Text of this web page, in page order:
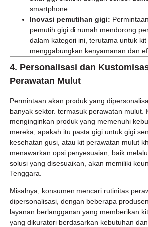
smartphone.
Inovasi pemutihan gigi:
pemutih gigi di rumah mendorong
dalam kategori ini, terutama untuk kit
menggabungkan kenyamanan dan
4. Personalisasi dan
Perawatan Mulut
Permintaan akan produk yang
banyak sektor, termasuk perawatan mulut.
menginginkan produk yang memenuhi
mereka, apakah itu pasta gigi untuk gigi
kesehatan gusi, atau kit perawatan mulut
menawarkan opsi penyesuaian, baik
solusi yang disesuaikan, akan memiliki
Tenggara.
Misalnya, konsumen mencari rutinitas
dipersonalisasi, dengan beberapa
layanan berlangganan yang memberikan
yang dikuratori berdasarkan kebutuhan